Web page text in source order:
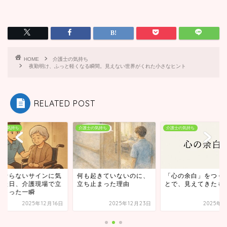
HOME
介護士の気持ち
夜勤明け、ふっと軽くなる瞬間。見えない世界がくれた小さなヒント
RELATED POST
の気持ち
ならないサインに気
た日、介護現場で立
まった一瞬
2025年12月16日
介護士の気持ち
何も起きていないのに、
立ち止まった理由
2025年12月23日
介護士の気持ち
「心の余白」をつく
とで、見えてきたも
2025年5